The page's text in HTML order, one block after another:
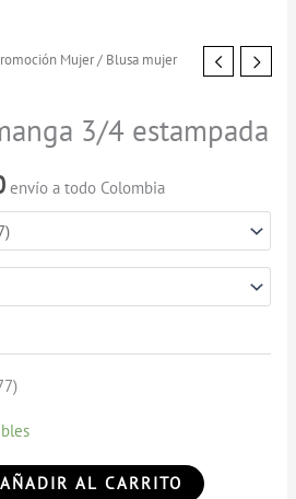
Mujer/ Blusa mujer
3/4 estampada
El
actual
es:
$69.900.
envío a todo Colombia
AÑADIR AL CARRITO